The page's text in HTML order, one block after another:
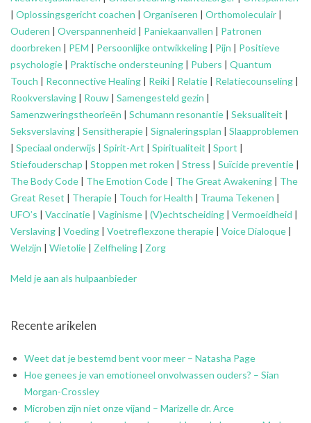
| Oplossingsgericht coachen | Organiseren | Orthomoleculair |
Ouderen | Overspannenheid | Paniekaanvallen | Patronen
doorbreken | PEM | Persoonlijke ontwikkeling | Pijn | Positieve
psychologie | Praktische ondersteuning | Pubers | Quantum
Touch | Reconnective Healing | Reiki | Relatie | Relatiecounseling |
Rookverslaving | Rouw | Samengesteld gezin |
Samenzweringstheorieën | Schumann resonantie | Seksualiteit |
Seksverslaving | Sensitherapie | Signaleringsplan | Slaapproblemen
| Speciaal onderwijs | Spirit-Art | Spiritualiteit | Sport |
Stiefouderschap | Stoppen met roken | Stress | Suïcide preventie |
The Body Code | The Emotion Code | The Great Awakening | The
Great Reset | Therapie | Touch for Health | Trauma Tekenen |
UFO’s | Vaccinatie | Vaginisme | (V)echtscheiding | Vermoeidheid |
Verslaving | Voeding | Voetreflexzone therapie | Voice Dialoque |
Welzijn | Wietolie | Zelfheling | Zorg
Meld je aan als hulpaanbieder
Recente arikelen
Weet dat je bestemd bent voor meer – Natasha Page
Hoe genees je van emotioneel onvolwassen ouders? – Sian
Morgan-Crossley
Microben zijn niet onze vijand – Marizelle dr. Arce